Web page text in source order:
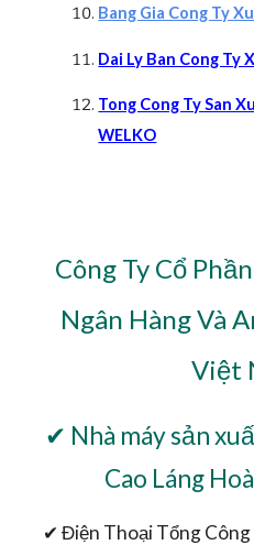
Bang Gia Cong Ty
Dai Ly Ban Cong Ty
Tong Cong Ty San
WELKO
Công Ty Cổ
Ngân Hàng Và
Việt
✔ Nhà máy sản
Cao Láng
✔ Điện Thoại Tổng